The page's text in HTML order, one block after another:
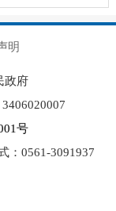
明
政府
号
：0561-3091937